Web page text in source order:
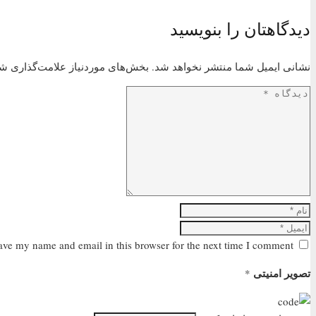
دیدگاهتان را بنویسید
نشانی ایمیل شما منتشر نخواهد شد. بخش‌های موردنیاز علامت‌گذاری
my name and email in this browser for the next time I comment.
تصویر امنیتی *